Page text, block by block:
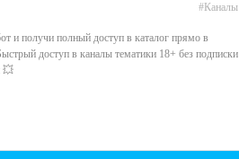
#Каналы
и получи полный доступ в каталог прямо в
доступ в каналы тематики 18+ без подписки
💥